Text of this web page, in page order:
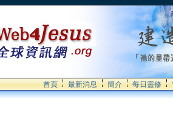
首頁 最新消息 簡介 每日靈修